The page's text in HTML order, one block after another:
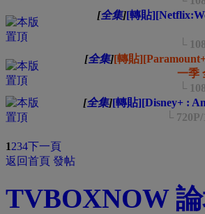
[全集][轉貼
└
[全集][轉貼
一季
└
[全集][轉貼][Disney+ :
└
1234下一頁
返回首頁 發帖
TVBOXNOW